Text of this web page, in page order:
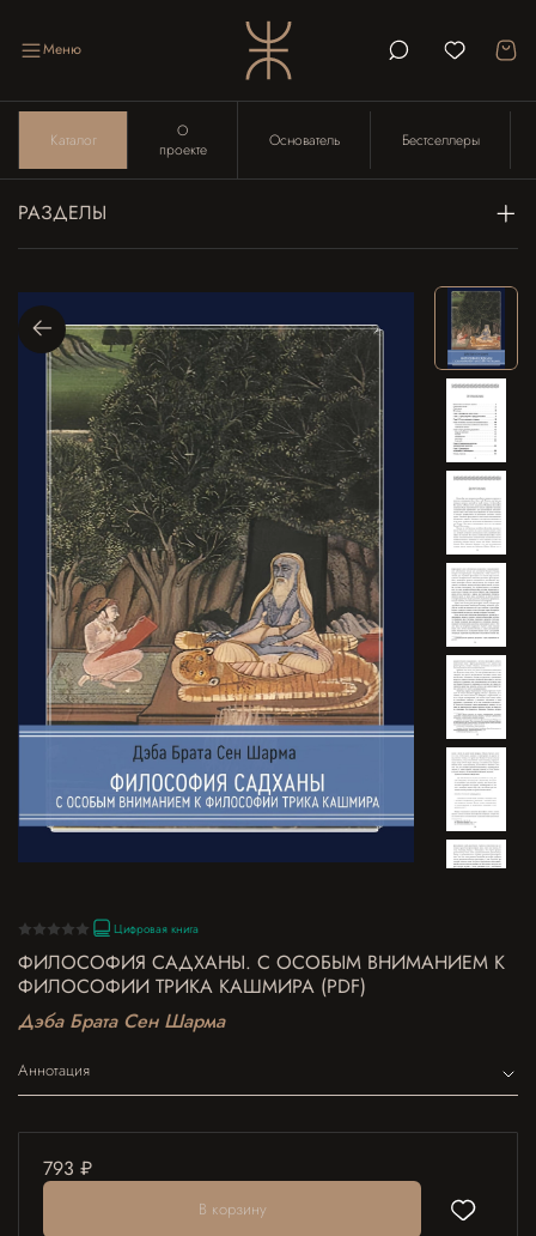
Меню
Каталог
О
проекте
Основатель Бестселлеры
РАЗДЕЛЫ
Цифровая книга
ФИЛОСОФИЯ САДХАНЫ. С ОСОБЫМ ВНИМАНИЕМ К
ФИЛОСОФИИ ТРИКА КАШМИРА (PDF)
Дэба Брата Сен Шарма
Аннотация
793 ₽
В корзину